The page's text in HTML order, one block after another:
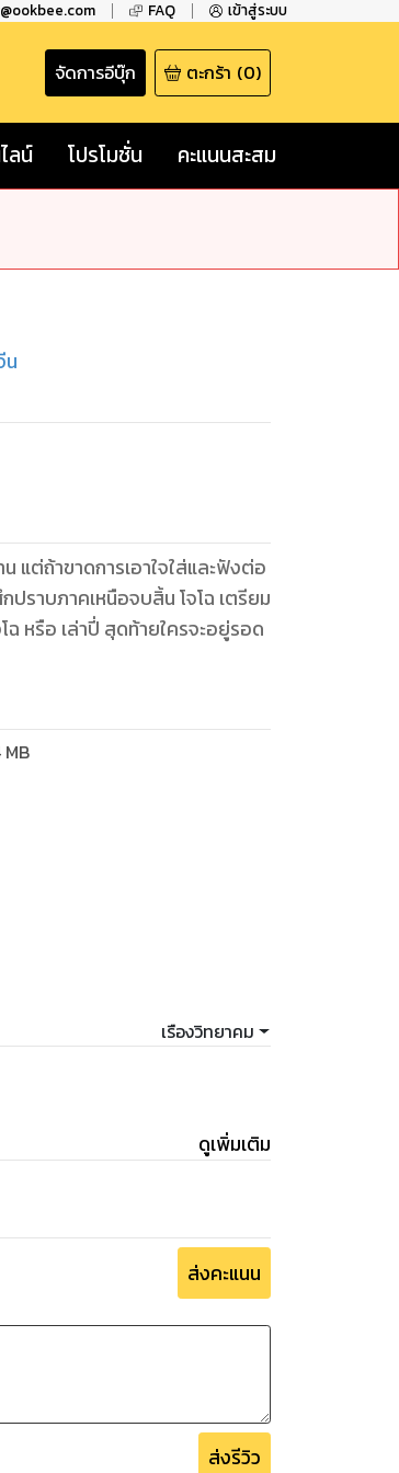
FAQ เข้าสู่ระบบ
จัดการอีบุ๊ก ตะกร้า (0)
ลน์ โปรโมชั่น คะแนนสะสม
น
แต่ถ้าขาดการเอาใจใส่และฟังต่อ
ราบภาคเหนือจบสิ้น โจโฉ เตรียม
หรือ เล่าปี่ สุดท้ายใครจะอยู่รอด
MB
เรืองวิทยาคม
ดูเพิ่มเติม
ส่งคะแนน
ส่งรีวิว